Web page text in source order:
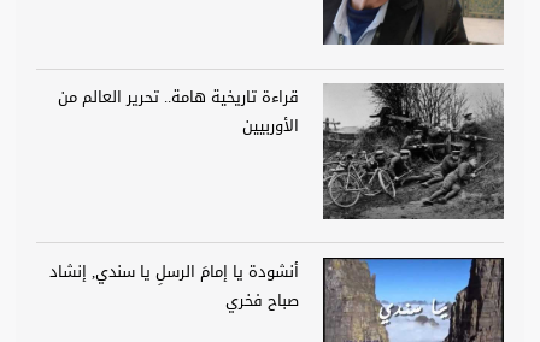
قراءة تاريخية هامة.. تحرير العالم من
الأوربيين
أنشودة يا إمامَ الرسلِ يا سندي, إنشاد
صباح فخري